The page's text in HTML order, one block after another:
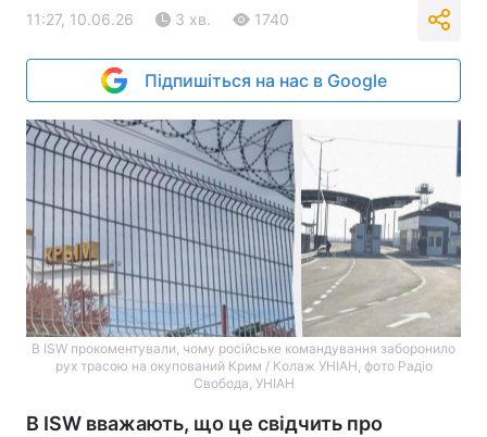
11:27, 10.06.26 3 хв. 1740
Підпишіться на нас в Google
В ISW прокоментували, чому російське командування заборонило
рух трасою на окупований Крим / Колаж УНІАН, фото Радіо
Свобода, УНІАН
В ISW вважають, що це свідчить про